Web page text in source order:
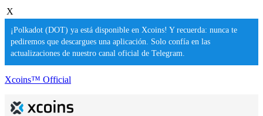
X
¡Polkadot (DOT) ya está disponible en Xcoins! Y recuerda: nunca te
pediremos que descargues una aplicación. Solo confía en las
actualizaciones de nuestro canal oficial de Telegram.
Xcoins™ Official